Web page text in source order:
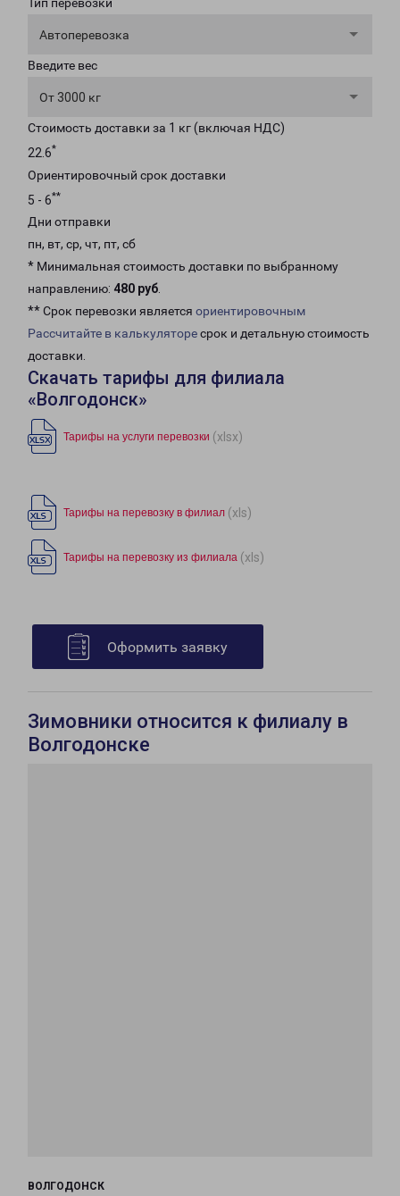
Автоперевозка
Введите вес
От 3000 кг
Стоимость доставки за 1 кг (включая НДС)
22.6*
Ориентировочный срок доставки
5 - 6**
Дни отправки
пн, вт, ср, чт, пт, сб
* Минимальная стоимость доставки по выбранному
направлению: 480 руб.
** Срок перевозки является ориентировочным
Рассчитайте в калькуляторесрок и детальную стоимость
доставки.
Скачать тарифы для филиала
«Волгодонск»
Тарифы на услуги перевозки (xlsx)
Тарифы на перевозку в филиал (xls)
Тарифы на перевозку из филиала (xls)
Оформить заявку
Зимовники относится к филиалу в
Волгодонске
ВОЛГОДОНСК